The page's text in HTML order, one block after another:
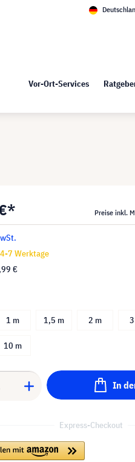
Kunst bei
Vor-Ort-Services
Preise inkl.
7 Werktage
€
1 m 1,5 m 2 m
10 m
In
Express-Checkout